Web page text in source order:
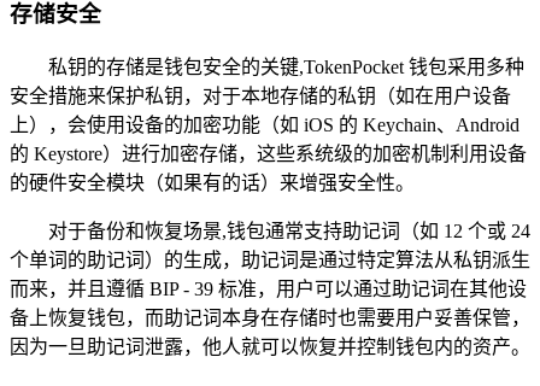
存储安全
私钥的存储是钱包安全的关键,TokenPocket 钱包采用多种
安全措施来保护私钥，对于本地存储的私钥（如在用户设备
上），会使用设备的加密功能（如 iOS 的 Keychain、Android
的 Keystore）进行加密存储，这些系统级的加密机制利用设备
的硬件安全模块（如果有的话）来增强安全性。
对于备份和恢复场景,钱包通常支持助记词（如 12 个或 24
个单词的助记词）的生成，助记词是通过特定算法从私钥派生
而来，并且遵循 BIP - 39 标准，用户可以通过助记词在其他设
备上恢复钱包，而助记词本身在存储时也需要用户妥善保管，
因为一旦助记词泄露，他人就可以恢复并控制钱包内的资产。